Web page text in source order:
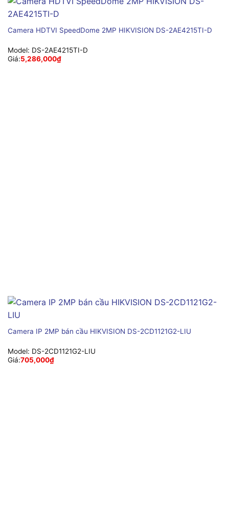
Camera HDTVI SpeedDome 2MP HIKVISION DS-2AE4215TI-D
Model: DS-2AE4215TI-D
Giá:5,286,000₫
Camera IP 2MP bán cầu HIKVISION DS-2CD1121G2-LIU
Model: DS-2CD1121G2-LIU
Giá:705,000₫